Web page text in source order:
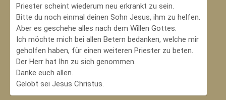
Priester scheint wiederum neu erkrankt zu sein.
Bitte du noch einmal deinen Sohn Jesus, ihm zu helfen.
Aber es geschehe alles nach dem Willen Gottes.
Ich möchte mich bei allen Betern bedanken, welche mir
geholfen haben, für einen weiteren Priester zu beten.
Der Herr hat Ihn zu sich genommen.
Danke euch allen.
Gelobt sei Jesus Christus.